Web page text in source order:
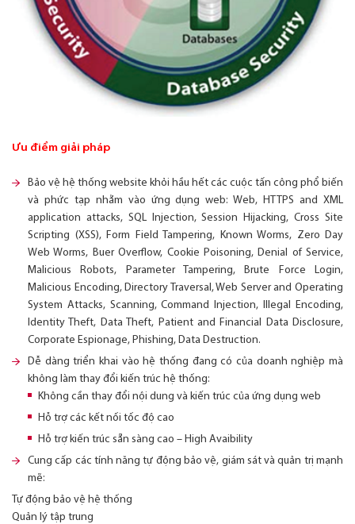
Ưu điểm giải pháp
Bảo vệ hệ thống website khỏi hầu hết các cuộc tấn công phổ biến
và phức tạp nhằm vào ứng dụng web: Web, HTTPS and XML
application attacks, SQL Injection, Session Hijacking, Cross Site
Scripting (XSS), Form Field Tampering, Known Worms, Zero Day
Web Worms, Buer Overﬂow, Cookie Poisoning, Denial of Service,
Malicious Robots, Parameter Tampering, Brute Force Login,
Malicious Encoding, Directory Traversal, Web Server and Operating
System Attacks, Scanning, Command Injection, Illegal Encoding,
Identity Theft, Data Theft, Patient and Financial Data Disclosure,
Corporate Espionage, Phishing, Data Destruction.
Dễ dàng triển khai vào hệ thống đang có của doanh nghiệp mà
không làm thay đổi kiến trúc hệ thống:
Không cần thay đổi nội dung và kiến trúc của ứng dụng web
Hỗ trợ các kết nối tốc độ cao
Hỗ trợ kiến trúc sẵn sàng cao – High Avaibility
Cung cấp các tính năng tự động bảo vệ, giám sát và quản trị mạnh
mẽ:
Tự động bảo vệ hệ thống
Quản lý tập trung